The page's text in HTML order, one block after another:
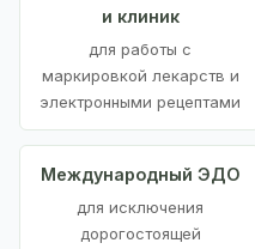
и клиник
для работы с
маркировкой лекарств и
электронными рецептами
Международный ЭДО
для исключения
дорогостоящей